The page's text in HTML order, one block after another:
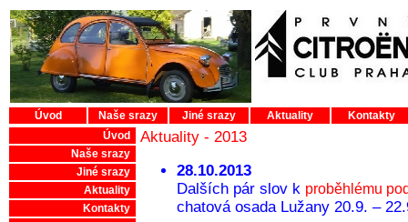
Úvod Naše srazy Jiné srazy Aktuality
Kontakty
Úvod
Naše srazy
Jiné srazy
Aktuality
Kontakty
Aktuality - 2013
28.10.2013
Dalších pár slov k proběhlému
chatová osada Lužany 20.9. –